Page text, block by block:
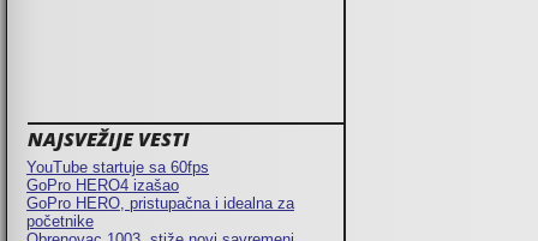
NAJSVEŽIJE VESTI
YouTube startuje sa 60fps
GoPro HERO4 izašao
GoPro HERO, pristupačna i idealna za
početnike